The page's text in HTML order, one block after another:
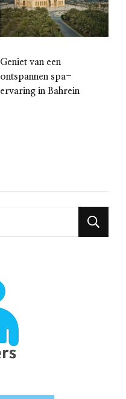
Geniet van een
ontspannen spa-
ervaring in Bahrein